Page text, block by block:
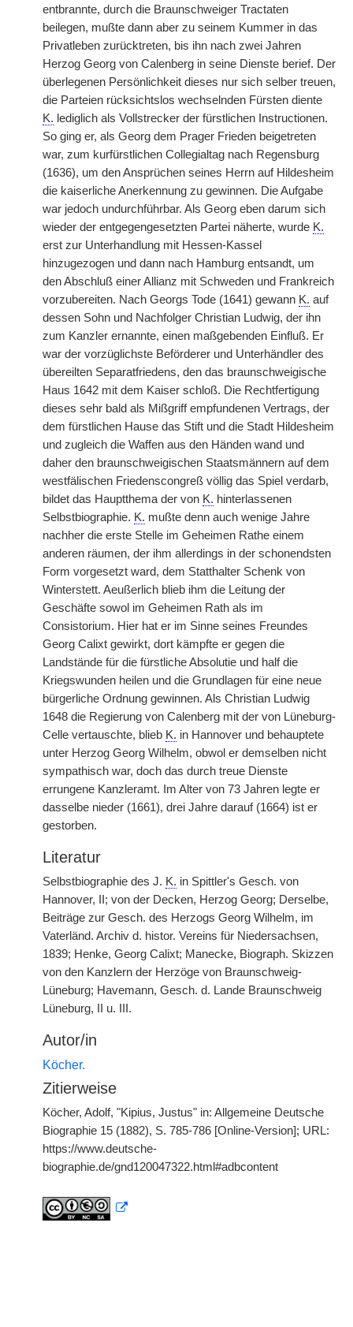
entbrannte, durch die Braunschweiger Tractaten
beilegen, mußte dann aber zu seinem Kummer in das
Privatleben zurücktreten, bis ihn nach zwei Jahren
Herzog Georg von Calenberg in seine Dienste berief. Der
überlegenen Persönlichkeit dieses nur sich selber treuen,
die Parteien rücksichtslos wechselnden Fürsten diente
K. lediglich als Vollstrecker der fürstlichen Instructionen.
So ging er, als Georg dem Prager Frieden beigetreten
war, zum kurfürstlichen Collegialtag nach Regensburg
(1636), um den Ansprüchen seines Herrn auf Hildesheim
die kaiserliche Anerkennung zu gewinnen. Die Aufgabe
war jedoch undurchführbar. Als Georg eben darum sich
wieder der entgegengesetzten Partei näherte, wurde K.
erst zur Unterhandlung mit Hessen-Kassel
hinzugezogen und dann nach Hamburg entsandt, um
den Abschluß einer Allianz mit Schweden und Frankreich
vorzubereiten. Nach Georgs Tode (1641) gewann K. auf
dessen Sohn und Nachfolger Christian Ludwig, der ihn
zum Kanzler ernannte, einen maßgebenden Einfluß. Er
war der vorzüglichste Beförderer und Unterhändler des
übereilten Separatfriedens, den das braunschweigische
Haus 1642 mit dem Kaiser schloß. Die Rechtfertigung
dieses sehr bald als Mißgriff empfundenen Vertrags, der
dem fürstlichen Hause das Stift und die Stadt Hildesheim
und zugleich die Waffen aus den Händen wand und
daher den braunschweigischen Staatsmännern auf dem
westfälischen Friedenscongreß völlig das Spiel verdarb,
bildet das Hauptthema der von K. hinterlassenen
Selbstbiographie. K. mußte denn auch wenige Jahre
nachher die erste Stelle im Geheimen Rathe einem
anderen räumen, der ihm allerdings in der schonendsten
Form vorgesetzt ward, dem Statthalter Schenk von
Winterstett. Aeußerlich blieb ihm die Leitung der
Geschäfte sowol im Geheimen Rath als im
Consistorium. Hier hat er im Sinne seines Freundes
Georg Calixt gewirkt, dort kämpfte er gegen die
Landstände für die fürstliche Absolutie und half die
Kriegswunden heilen und die Grundlagen für eine neue
bürgerliche Ordnung gewinnen. Als Christian Ludwig
1648 die Regierung von Calenberg mit der von Lüneburg-
Celle vertauschte, blieb K. in Hannover und behauptete
unter Herzog Georg Wilhelm, obwol er demselben nicht
sympathisch war, doch das durch treue Dienste
errungene Kanzleramt. Im Alter von 73 Jahren legte er
dasselbe nieder (1661), drei Jahre darauf (1664) ist er
gestorben.
Literatur
Selbstbiographie des J. K. in Spittler's Gesch. von
Hannover, II; von der Decken, Herzog Georg; Derselbe,
Beiträge zur Gesch. des Herzogs Georg Wilhelm, im
Vaterländ. Archiv d. histor. Vereins für Niedersachsen,
1839; Henke, Georg Calixt; Manecke, Biograph. Skizzen
von den Kanzlern der Herzöge von Braunschweig-
Lüneburg; Havemann, Gesch. d. Lande Braunschweig
Lüneburg, II u. III.
Autor/in
Köcher.
Zitierweise
Köcher, Adolf, "Kipius, Justus" in: Allgemeine Deutsche
Biographie 15 (1882), S. 785-786 [Online-Version]; URL:
https://www.deutsche-
biographie.de/gnd120047322.html#adbcontent